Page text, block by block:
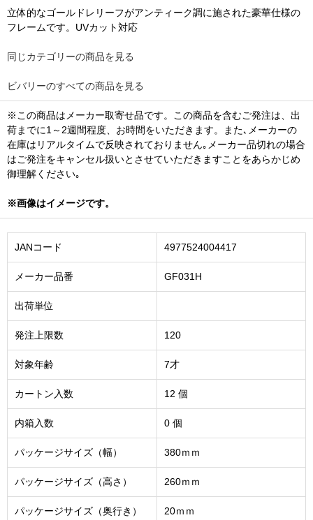
立体的なゴールドレリーフがアンティーク調に施された豪華仕様の
フレームです。UVカット対応
同じカテゴリーの商品を見る
ビバリーのすべての商品を見る
※この商品はメーカー取寄せ品です。この商品を含むご発注は、出
荷までに1～2週間程度、お時間をいただきます。また､メーカーの
在庫はリアルタイムで反映されておりません｡メーカー品切れの場合
はご発注をキャンセル扱いとさせていただきますことをあらかじめ
御理解ください｡
※画像はイメージです。
JANコード 4977524004417
メーカー品番 GF031H
出荷単位
発注上限数 120
対象年齢 7才
カートン入数 12 個
内箱入数 0 個
パッケージサイズ（幅） 380ｍｍ
パッケージサイズ（高さ） 260ｍｍ
パッケージサイズ（奥行き） 20ｍｍ